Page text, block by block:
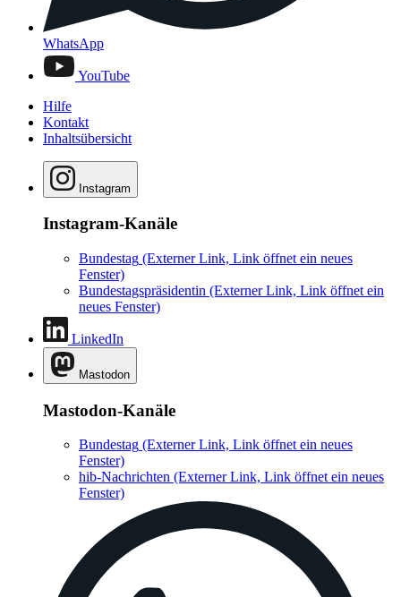
WhatsApp
YouTube
Hilfe
Kontakt
Inhaltsübersicht
Instagram
Instagram-Kanäle
Bundestag (Externer Link, Link öffnet ein neues
Fenster)
Bundestagspräsidentin (Externer Link, Link öffnet ein
neues Fenster)
LinkedIn
Mastodon
Mastodon-Kanäle
Bundestag (Externer Link, Link öffnet ein neues
Fenster)
hib-Nachrichten (Externer Link, Link öffnet ein neues
Fenster)